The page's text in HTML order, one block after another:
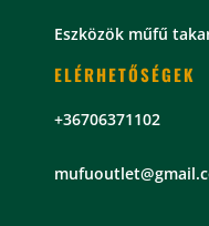
Eszközök műfű
ELÉRHETŐSÉGEK
+36706371102
mu